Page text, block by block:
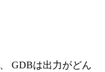
GDBは出力がどん